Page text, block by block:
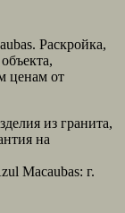
Раскройка,
ценам от
из гранита,
на
Macaubas: г.